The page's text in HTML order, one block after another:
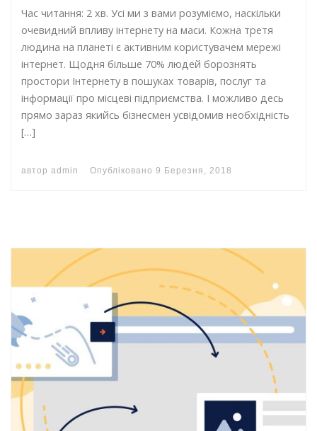
Час читання: 2 хв. Усі ми з вами розуміємо, наскільки
очевидний впливу інтернету на маси. Кожна третя
людина на планеті є активним користувачем мережі
інтернет. Щодня більше 70% людей борознять
простори Інтернету в пошуках товарів, послуг та
інформації про місцеві підприємства. І можливо десь
прямо зараз якийсь бізнесмен усвідомив необхідність
[…]
автор admin Опубліковано 9 Березня, 2018